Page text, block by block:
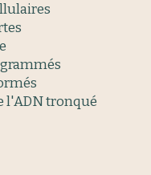
l'ADN tronqué